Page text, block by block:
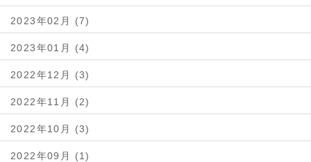
2023年02月 (7)
2023年01月 (4)
2022年12月 (3)
2022年11月 (2)
2022年10月 (3)
2022年09月 (1)